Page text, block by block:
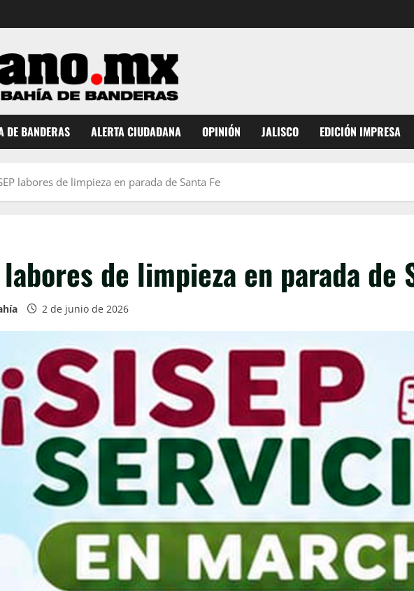
DE BANDERAS ALERTA CIUDADANA OPINIÓN JALISCO EDICIÓN IMPRESA
labores de limpieza en parada de Santa Fe
de limpieza en parada de
2 de junio de 2026